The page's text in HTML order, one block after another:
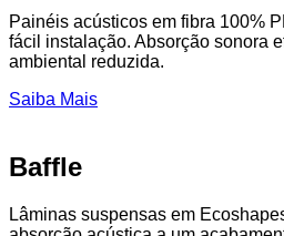
Painéis acústicos em fibra 100%
fácil instalação. Absorção sonora
ambiental reduzida.
Saiba Mais
Baffle
Lâminas suspensas em